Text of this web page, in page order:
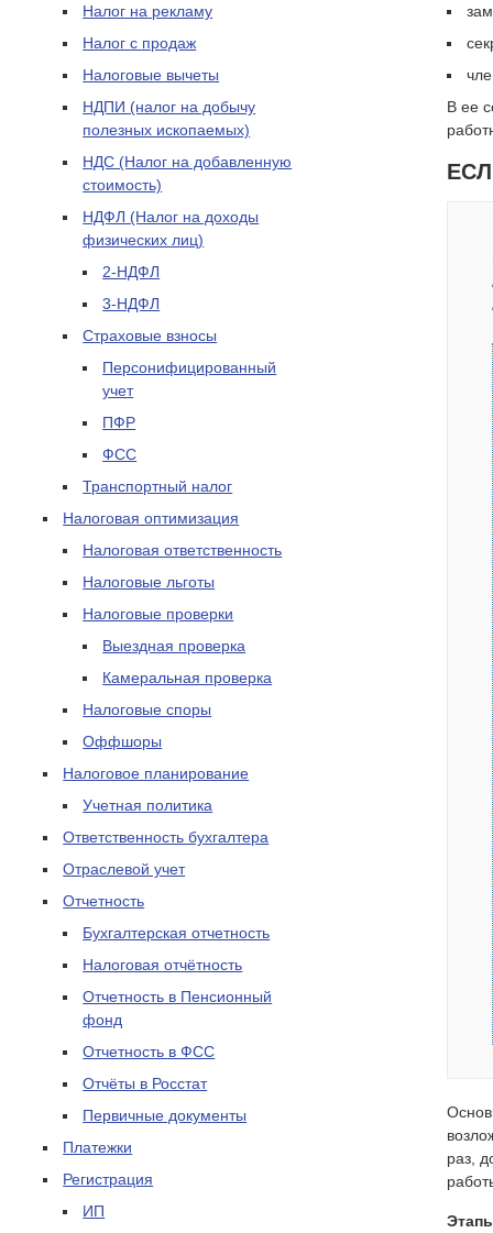
Налог на рекламу
Налог с продаж
Налоговые вычеты
НДПИ (налог на добычу
полезных ископаемых)
НДС (Налог на добавленную
стоимость)
НДФЛ (Налог на доходы
физических лиц)
2-НДФЛ
3-НДФЛ
Страховые взносы
Персонифицированный
учет
ПФР
ФСС
Транспортный налог
Налоговая оптимизация
Налоговая ответственность
Налоговые льготы
Налоговые проверки
Выездная проверка
Камеральная проверка
Налоговые споры
Оффшоры
Налоговое планирование
Учетная политика
Ответственность бухгалтера
Отраслевой учет
Отчетность
Бухгалтерская отчетность
Налоговая отчётность
Отчетность в Пенсионный
фонд
Отчетность в ФСС
Отчёты в Росстат
Первичные документы
Платежки
Регистрация
ИП
В ее
раз,